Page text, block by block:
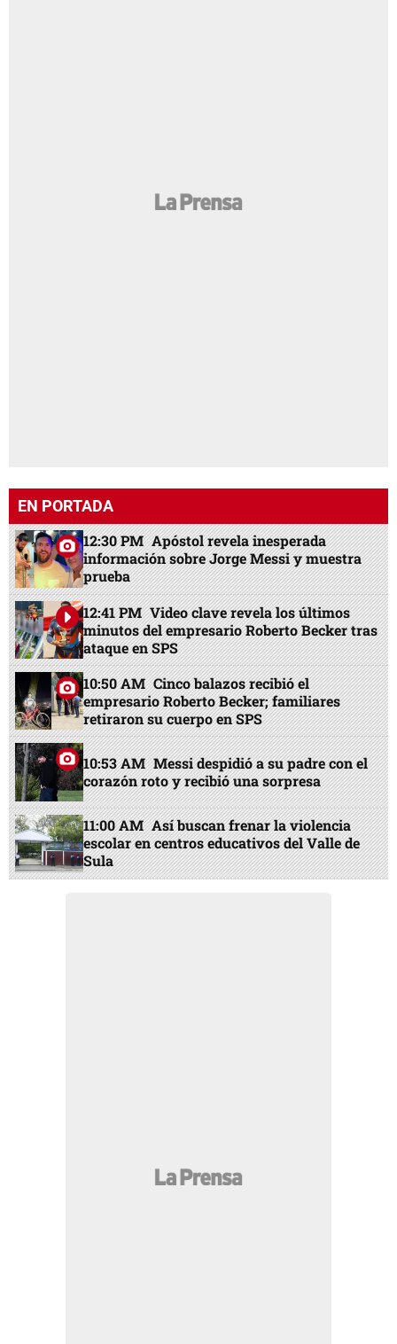
EN PORTADA
12:30 PM Apóstol revela inesperada
información sobre Jorge Messi y muestra
prueba
12:41 PM Video clave revela los últimos
minutos del empresario Roberto Becker tras
ataque en SPS
10:50 AM Cinco balazos recibió el
empresario Roberto Becker; familiares
retiraron su cuerpo en SPS
10:53 AM Messi despidió a su padre con el
corazón roto y recibió una sorpresa
11:00 AM Así buscan frenar la violencia
escolar en centros educativos del Valle de
Sula